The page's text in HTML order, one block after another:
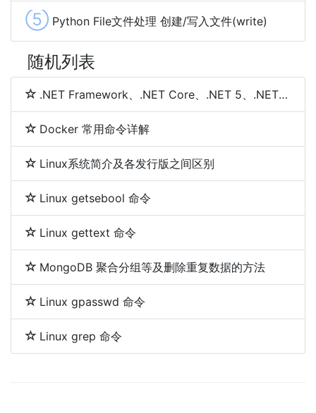
⑤ Python File文件处理 创建/写入文件(write)
随机列表
.NET Framework、.NET Core、.NET 5、.NET 6和.NET 7 简介及区别
Docker 常用命令详解
Linux系统简介及各发行版之间区别
Linux getsebool 命令
Linux gettext 命令
MongoDB 聚合分组等及删除重复数据的方法
Linux gpasswd 命令
Linux grep 命令